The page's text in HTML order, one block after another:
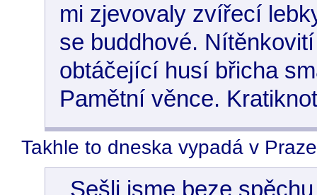
mi zjevovaly zvířecí
se buddhové.
obtáčející husí břicha
Pamětní věnce.
Takhle to dneska vypadá v
Sešli jsme beze